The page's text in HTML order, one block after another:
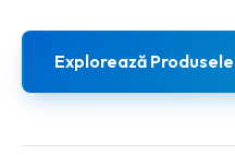
Explorează Produsele